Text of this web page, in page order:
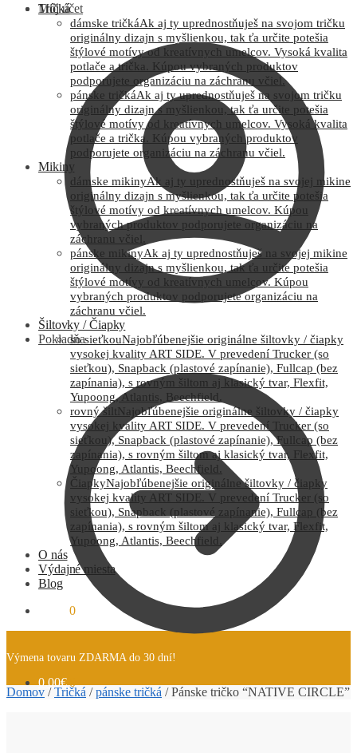
Môj účet
Pokladňa
0.00€ 0
Tričká
dámske tričkáAk aj ty uprednostňuješ na svojom tričku
originálny dizajn s myšlienkou, tak ťa určite potešia
štýlové motívy od kreatívnych umelcov. Vysoká kvalita
potlače a trička. Kúpou vybraných produktov
podporujete organizáciu na záchranu včiel.
pánske tričkáAk aj ty uprednostňuješ na svojom tričku
originálny dizajn s myšlienkou, tak ťa určite potešia
štýlové motívy od kreatívnych umelcov. Vysoká kvalita
potlače a trička. Kúpou vybraných produktov
podporujete organizáciu na záchranu včiel.
Mikiny
dámske mikinyAk aj ty uprednostňuješ na svojej mikine
originálny dizajn s myšlienkou, tak ťa určite potešia
štýlové motívy od kreatívnych umelcov. Kúpou
vybraných produktov podporujete organizáciu na
záchranu včiel.
pánske mikinyAk aj ty uprednostňuješ na svojej mikine
originálny dizajn s myšlienkou, tak ťa určite potešia
štýlové motívy od kreatívnych umelcov. Kúpou
vybraných produktov podporujete organizáciu na
záchranu včiel.
Šiltovky / Čiapky
so sieťkouNajobľúbenejšie originálne šiltovky / čiapky
vysokej kvality ART SIDE. V prevedení Trucker (so
sieťkou), Snapback (plastové zapínanie), Fullcap (bez
zapínania), s rovným šiltom aj klasický tvar, Flexfit,
Yupoong, Atlantis, Beechfield.
rovný šilt Najobľúbenejšie originálne šiltovky / čiapky
vysokej kvality ART SIDE. V prevedení Trucker (so
sieťkou), Snapback (plastové zapínanie), Fullcap (bez
zapínania), s rovným šiltom aj klasický tvar, Flexfit,
Yupoong, Atlantis, Beechfield.
ČiapkyNajobľúbenejšie originálne šiltovky / čiapky
vysokej kvality ART SIDE. V prevedení Trucker (so
sieťkou), Snapback (plastové zapínanie), Fullcap (bez
zapínania), s rovným šiltom aj klasický tvar, Flexfit,
Yupoong, Atlantis, Beechfield.
O nás
Výdajné miesta
Blog
0
Výmena tovaru ZDARMA do 30 dní!
Domov /Tričká /pánske tričká /Pánske tričko “NATIVE CIRCLE”